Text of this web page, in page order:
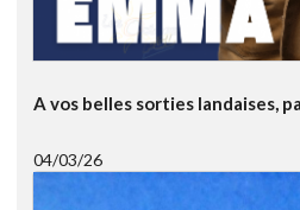
A vos belles sorties landaises,
04/03/26